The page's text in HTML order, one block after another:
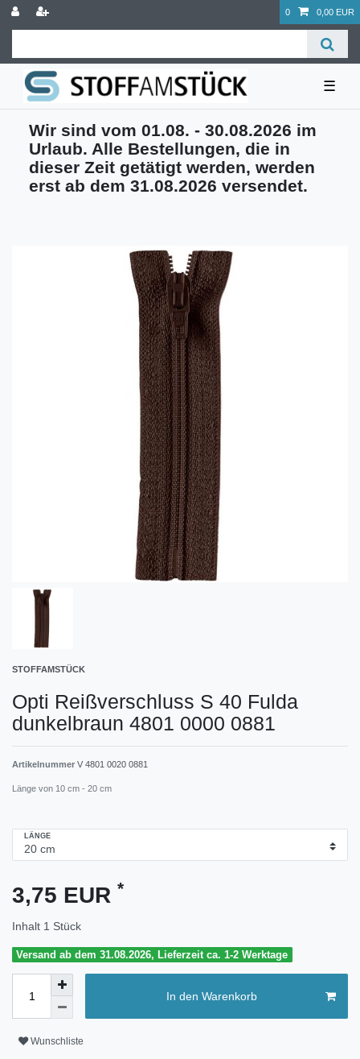
0 0,00 EUR
☰
Wir sind vom 01.08. - 30.08.2026 im
Urlaub. Alle Bestellungen, die in
dieser Zeit getätigt werden, werden
erst ab dem 31.08.2026 versendet.
STOFFAMSTÜCK
Opti Reißverschluss S 40 Fulda
dunkelbraun 4801 0000 0881
Artikelnummer V 4801 0020 0881
Länge von 10 cm - 20 cm
LÄNGE
3,75 EUR *
Inhalt 1 Stück
Versand ab dem 31.08.2026, Lieferzeit ca. 1-2 Werktage
In den Warenkorb
Wunschliste